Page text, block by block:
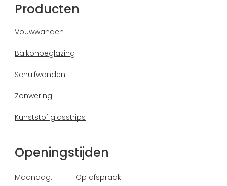
Producten
Vouwwanden
Balkonbeglazing
Schuifwanden
Zonwering
Kunststof glasstrips
Openingstijden
Maandag:
Op afspraak